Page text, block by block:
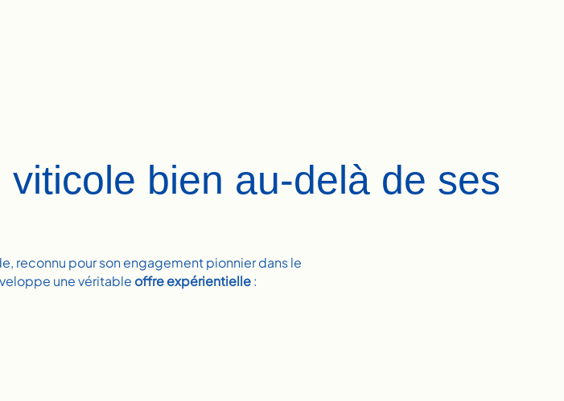
bien au-delà de ses
reconnu pour son engagement pionnier dans le
une véritable offre expérientielle: